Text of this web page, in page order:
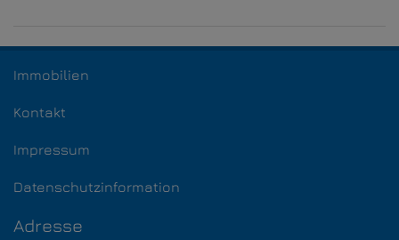
Immobilien
Kontakt
Impressum
Datenschutzinformation
Adresse